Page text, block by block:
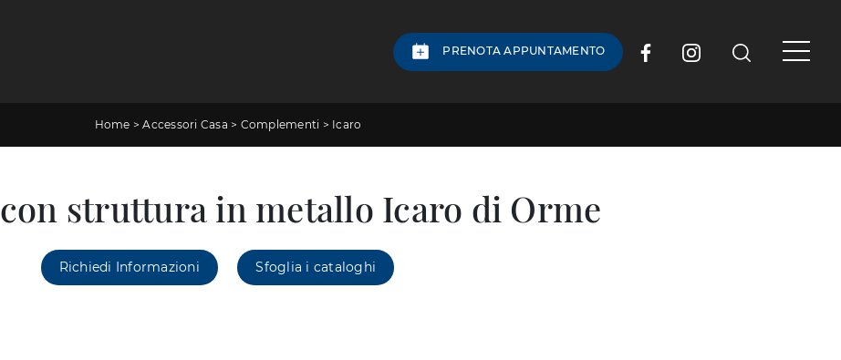
PRENOTA APPUNTAMENTO
Home >Accessori Casa > Complementi > Icaro
struttura in metallo Icaro di Orme
Richiedi Informazioni Sfoglia i cataloghi